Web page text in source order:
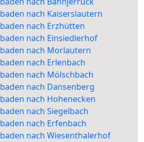
nach Kaiserslautern
nach Erzhütten
nach Einsiedlerhof
nach Morlautern
nach Erlenbach
nach Mölschbach
nach Dansenberg
nach Hohenecken
nach Siegelbach
nach Erfenbach
nach Wiesenthalerhof